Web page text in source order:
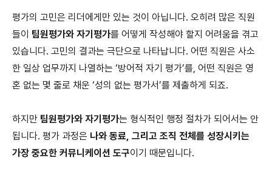
평가의 고민은 리더에게만 있는 것이 아닙니다. 오히려 많은 직원
들이 팀원평가와 자기평가를 어떻게 작성해야 할지 어려움을 겪고
있습니다. 고민의 결과는 극단으로 나타납니다. 어떤 직원은 사소
한 일상 업무까지 나열하는 ‘방어적 자기 평가’를, 어떤 직원은 영
혼 없는 몇 줄로 채운 ‘성의 없는 평가서’를 제출하게 되죠.
하지만 팀원평가와 자기평가는 형식적인 행정 절차가 되어서는 안
됩니다. 평가 과정은 나와 동료, 그리고 조직 전체를 성장시키는
가장 중요한 커뮤니케이션 도구이기 때문입니다.